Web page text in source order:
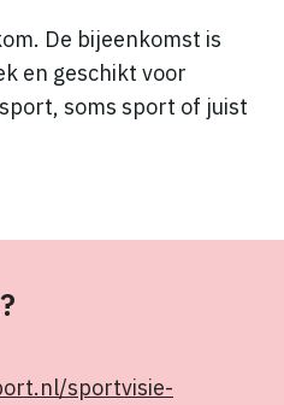
De bijeenkomst is
en geschikt voor
soms sport of juist
sportvisie-